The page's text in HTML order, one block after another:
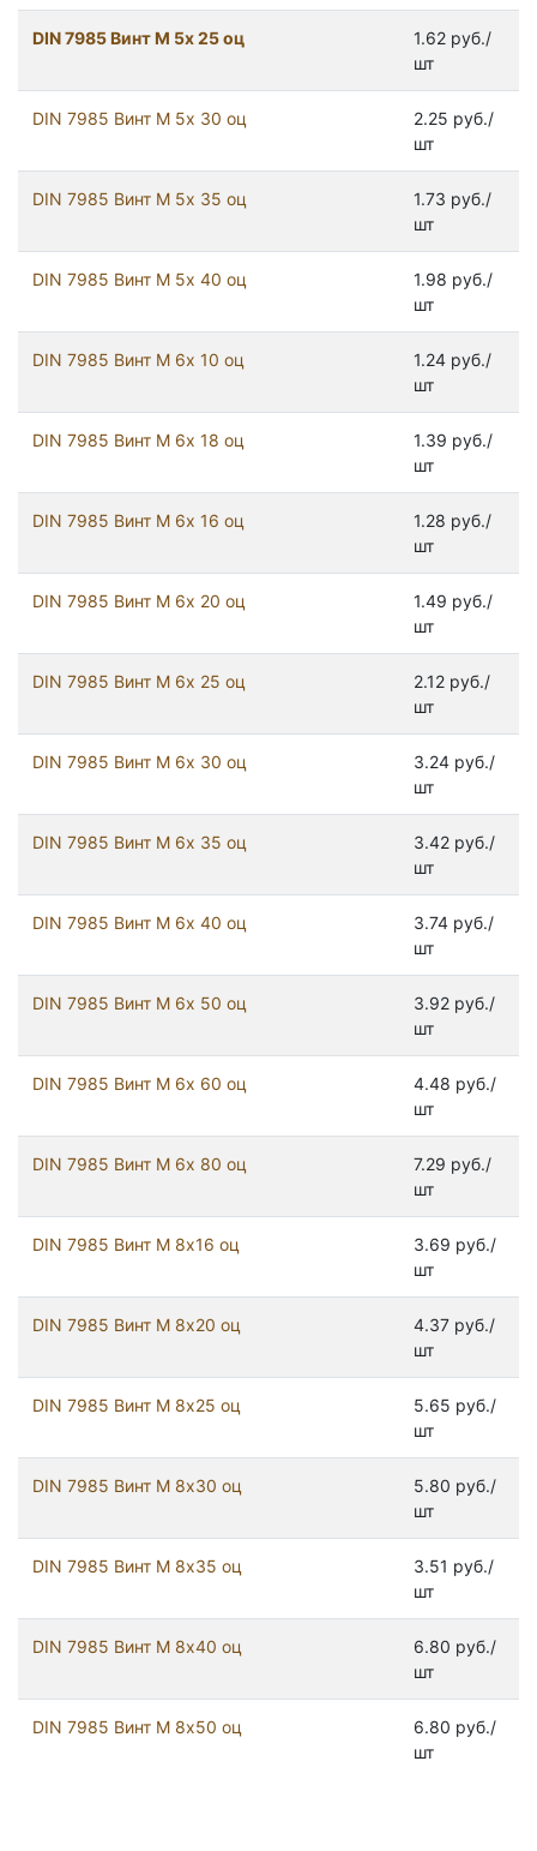
DIN 7985 Винт М 5х 25 оц
1.62 руб./
шт
DIN 7985 Винт М 5х 30 оц
2.25 руб./
шт
DIN 7985 Винт М 5х 35 оц
1.73 руб./
шт
DIN 7985 Винт М 5х 40 оц
1.98 руб./
шт
DIN 7985 Винт М 6х 10 оц
1.24 руб./
шт
DIN 7985 Винт М 6х 18 оц
1.39 руб./
шт
DIN 7985 Винт М 6х 16 оц
1.28 руб./
шт
DIN 7985 Винт М 6х 20 оц
1.49 руб./
шт
DIN 7985 Винт М 6х 25 оц
2.12 руб./
шт
DIN 7985 Винт М 6х 30 оц
3.24 руб./
шт
DIN 7985 Винт М 6х 35 оц
3.42 руб./
шт
DIN 7985 Винт М 6х 40 оц
3.74 руб./
шт
DIN 7985 Винт М 6х 50 оц
3.92 руб./
шт
DIN 7985 Винт М 6х 60 оц
4.48 руб./
шт
DIN 7985 Винт М 6х 80 оц
7.29 руб./
шт
DIN 7985 Винт М 8х16 оц
3.69 руб./
шт
DIN 7985 Винт М 8х20 оц
4.37 руб./
шт
DIN 7985 Винт М 8х25 оц
5.65 руб./
шт
DIN 7985 Винт М 8х30 оц
5.80 руб./
шт
DIN 7985 Винт М 8х35 оц
3.51 руб./
шт
DIN 7985 Винт М 8х40 оц
6.80 руб./
шт
DIN 7985 Винт М 8х50 оц
6.80 руб./
шт